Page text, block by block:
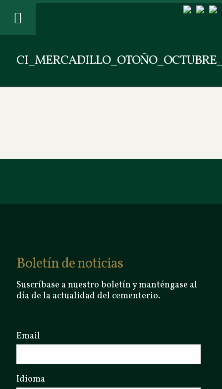
Boletín de noticias
Suscríbase a nuestro boletín y manténgase al
día de la actualidad del cementerio.
Email
Idioma